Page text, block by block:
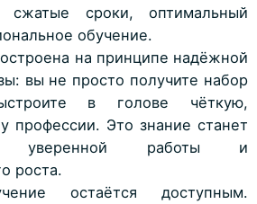
сжатые сроки, оптимальный
обучение.
на принципе надёжной
вы не просто получите набор
в голове чёткую,
профессии. Это знание станет
уверенной работы и
роста.
остаётся доступным.